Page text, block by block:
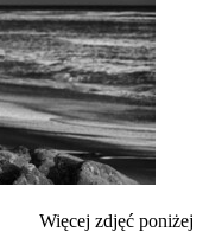
Więcej zdjęć poniżej